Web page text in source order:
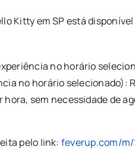
Kitty em SP está
no horário
no horário selecionado):
hora, sem necessidade de
pelo link: feverup.com/m/